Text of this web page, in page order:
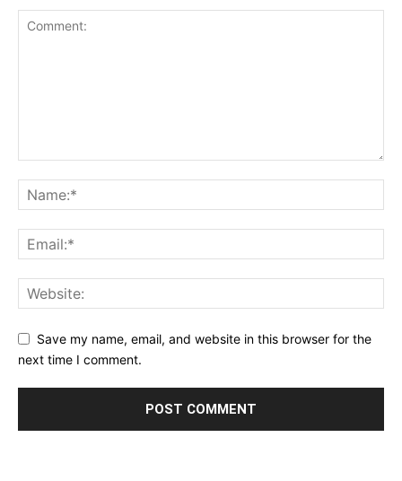
Save my name, email, and website in this browser for the
next time I comment.